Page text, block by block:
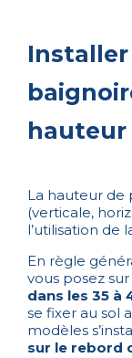
Installer
hauteur
La hauteur de
(verticale,
l’utilisation de
En règle
vous posez
dans les 35 à
se fixer au sol
modèles
sur le rebord